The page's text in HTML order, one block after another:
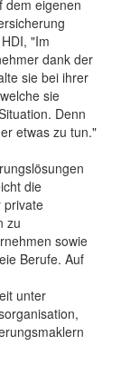
dem eigenen
"Im
dank der
sie bei ihrer
sie
Denn
etwas zu tun."
die
private
zu
sowie
Berufe. Auf
unter